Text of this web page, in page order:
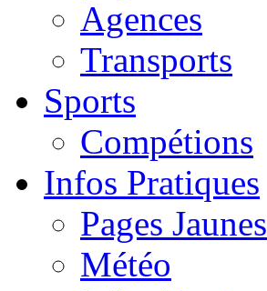
Agences
Transports
Sports
Compétions
Infos Pratiques
Pages Jaunes
Météo